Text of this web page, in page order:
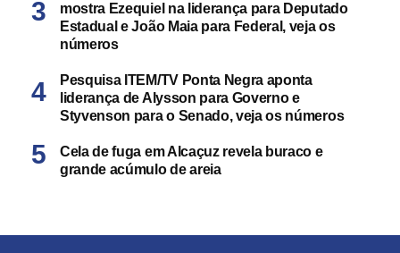
mostra Ezequiel na liderança para Deputado
Estadual e João Maia para Federal, veja os
números
Pesquisa ITEM/TV Ponta Negra aponta
liderança de Alysson para Governo e
Styvenson para o Senado, veja os números
Cela de fuga em Alcaçuz revela buraco e
grande acúmulo de areia